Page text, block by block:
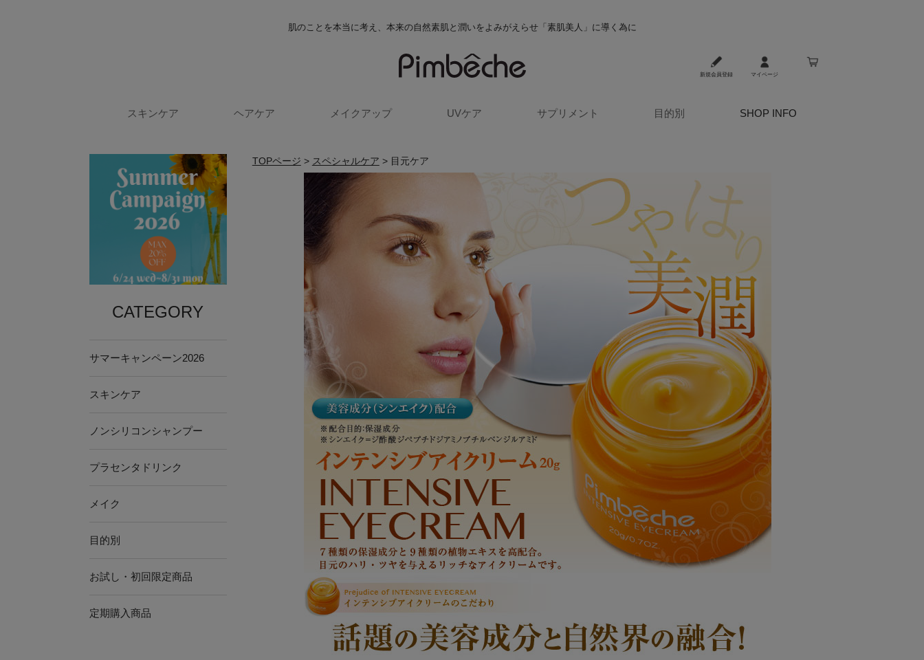
肌のことを本当に考え、本来の自然素肌と潤いをよみがえらせ「素肌美人」に導く為に
新規会員登録 マイページ
スキンケア ヘアケア メイクアップ UVケア サプリメント 目的別 SHOP INFO
CATEGORY
サマーキャンペーン2026
スキンケア
ノンシリコンシャンプー
プラセンタドリンク
メイク
目的別
お試し・初回限定商品
定期購入商品
TOPページ > スペシャルケア > 目元ケア